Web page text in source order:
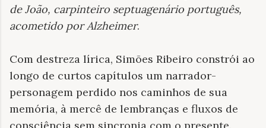
de João, carpinteiro septuagenário português,
acometido por Alzheimer.
Com destreza lírica, Simões Ribeiro constrói ao
longo de curtos capítulos um narrador-
personagem perdido nos caminhos de sua
memória, à mercê de lembranças e fluxos de